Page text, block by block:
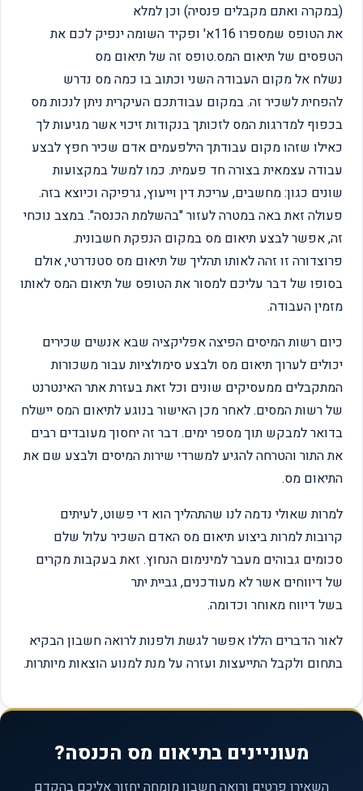
(במקרה ואתם מקבלים פנסיה) וכן למלא
את הטופס שמספרו 116א' ופקיד השומה ינפיק לכם את
הטפסים של תיאום המס.טופס זה של תיאום מס
נשלח אל מקום העבודה השני וכתוב בו כמה מס נדרש
להפחית לשכיר זה. במקום עבודתכם העיקרית ניתן לנכות מס
בכפוף למדרגות המס לזכותך בנקודות זיכוי אשר מגיעות לך
כאילו שזהו מקום עבודתך הילפעמים אדם שכיר חפץ לבצע
עבודה עצמאית בצורה חד פעמית. כמו למשל במקצועות
שונים כגון: מחשבים, עריכת דין וייעוץ, גרפיקה וכיוצא בזה.
פעולה זאת באה במטרה לעזור "בהשלמת הכנסה". במצב נוכחי
זה, אפשר לבצע תיאום מס במקום הנפקת חשבונית.
פרוצדורה זו זהה לאותו תהליך של תיאום מס סטנדרטי, אולם
בסופו של דבר עליכם למסור את הטופס של תיאום המס לאותו
מזמין העבודה.
כיום רשות המיסים הפיצה אפליקציה שבא אנשים שכירים
יכולים לערוך תיאום מס ולבצע סימולציות עבור משכורות
המתקבלים ממעסיקים שונים וכל זאת בעזרת אתר האינטרנט
של רשות המסים. לאחר מכן האישור בנוגע לתיאום המס יישלח
בדואר למבקש תוך מספר ימים. דבר זה יחסוך מעובדים רבים
את התור והטרחה להגיע למשרדי שירות המיסים ולבצע שם את
התיאום מס.
למרות שאולי נדמה לנו שהתהליך הוא די פשוט, לעיתים
קרובות למרות ביצוע תיאום מס האדם השכיר עלול שלם
סכומים גבוהים מעבר למינימום הנחוץ. זאת בעקבות מקרים
של דיווחים אשר לא מעודכנים, גביית יתר
בשל דיווח מאוחר וכדומה.
לאור הדברים הללו אפשר לגשת ולפנות לרואה חשבון הבקיא
בתחום ולקבל התייעצות ועזרה על מנת למנוע הוצאות מיותרות.
מעוניינים בתיאום מס הכנסה?
השאירו פרטים ורואה חשבון מומחה יחזור אליכם בהקדם